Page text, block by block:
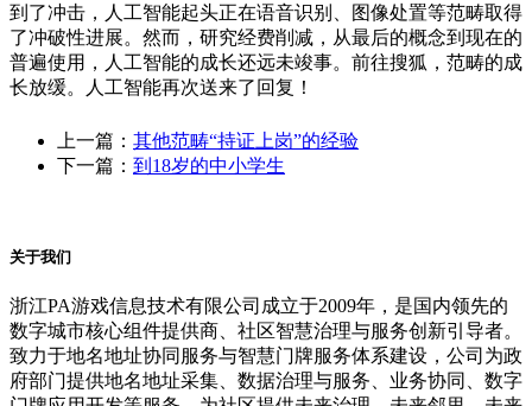
到了冲击，人工智能起头正在语音识别、图像处置等范畴取得
了冲破性进展。然而，研究经费削减，从最后的概念到现在的
普遍使用，人工智能的成长还远未竣事。前往搜狐，范畴的成
长放缓。人工智能再次送来了回复！
上一篇： 其他范畴“持证上岗”的经验
下一篇： 到18岁的中小学生
关于我们
浙江PA游戏信息技术有限公司成立于2009年，是国内领先的
数字城市核心组件提供商、社区智慧治理与服务创新引导者。
致力于地名地址协同服务与智慧门牌服务体系建设，公司为政
府部门提供地名地址采集、数据治理与服务、业务协同、数字